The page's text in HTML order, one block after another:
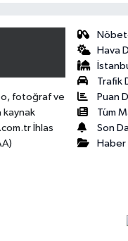
fotoğraf ve
kaynak
İhlas
Hava
Trafik
Puan
Tüm
Son
Haber